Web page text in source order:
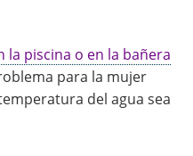
la piscina o en la bañera
para la mujer
del agua sea